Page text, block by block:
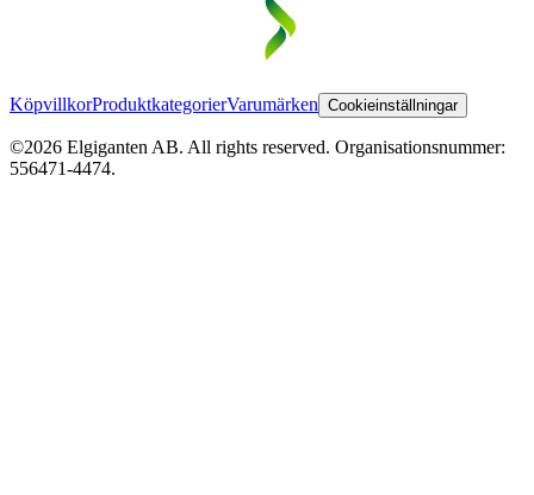
KöpvillkorProduktkategorierVarumärken Cookieinställningar
©2026 Elgiganten AB. All rights reserved. Organisationsnummer:
556471-4474.